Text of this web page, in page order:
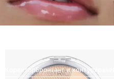
КоректорБронзант и контуриране